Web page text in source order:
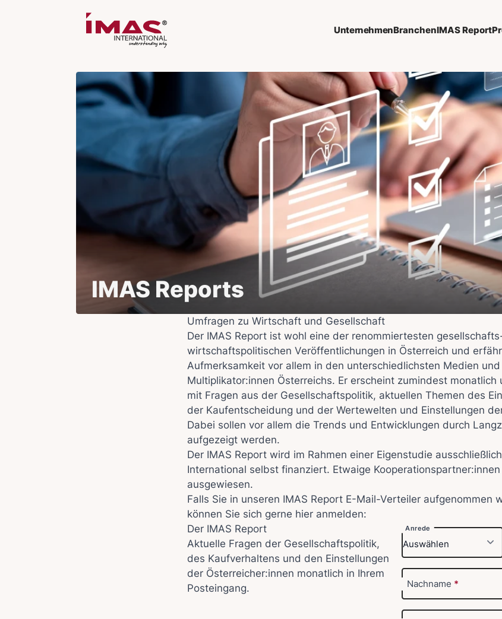
UnternehmenBranchenIMAS Report
IMAS Reports
Umfragen zu Wirtschaft und Gesellschaft
Der IMAS Report ist wohl eine der renommiertesten
wirtschaftspolitischen Veröffentlichungen in Österreich und
Aufmerksamkeit vor allem in den unterschiedlichsten Medien
Multiplikator:innen Österreichs. Er erscheint zumindest
mit Fragen aus der Gesellschaftspolitik, aktuellen Themen des
der Kaufentscheidung und der Wertewelten und Einstellungen
Dabei sollen vor allem die Trends und Entwicklungen durch
aufgezeigt werden.
Der IMAS Report wird im Rahmen einer Eigenstudie
International selbst finanziert. Etwaige
ausgewiesen.
Falls Sie in unseren IMAS Report E-Mail-Verteiler aufgenommen
können Sie sich gerne hier anmelden:
Der IMAS Report
Aktuelle Fragen der Gesellschaftspolitik,
des Kaufverhaltens und den Einstellungen
der Österreicher:innen monatlich in Ihrem
Posteingang.
Anrede
Nachname *